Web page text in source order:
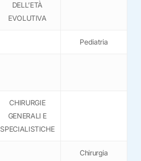
DELL’ETÀ
EVOLUTIVA
Pediatria
CHIRURGIE
GENERALI E
SPECIALISTICHE
Chirurgia